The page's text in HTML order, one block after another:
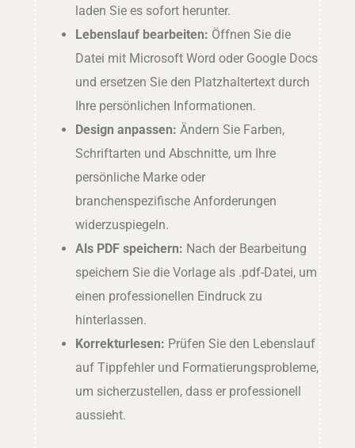
laden Sie es sofort herunter.
Lebenslauf bearbeiten: Öffnen Sie die
Datei mit Microsoft Word oder Google Docs
und ersetzen Sie den Platzhaltertext durch
Ihre persönlichen Informationen.
Design anpassen: Ändern Sie Farben,
Schriftarten und Abschnitte, um Ihre
persönliche Marke oder
branchenspezifische Anforderungen
widerzuspiegeln.
Als PDF speichern: Nach der Bearbeitung
speichern Sie die Vorlage als .pdf-Datei, um
einen professionellen Eindruck zu
hinterlassen.
Korrekturlesen: Prüfen Sie den Lebenslauf
auf Tippfehler und Formatierungsprobleme,
um sicherzustellen, dass er professionell
aussieht.